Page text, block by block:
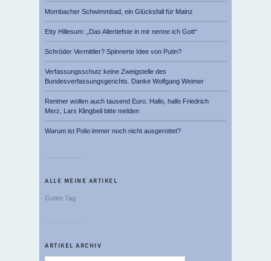
Mombacher Schwimmbad, ein Glücksfall für Mainz
Etty Hillesum: „Das Allertiefste in mir nenne ich Gott“
Schröder Vermittler? Spinnerte Idee von Putin?
Verfassungsschutz keine Zweigstelle des
Bundesverfassungsgerichts. Danke Wolfgang Weimer
Rentner wollen auch tausend Euro. Hallo, hallo Friedrich
Merz, Lars Klingbeil bitte melden
Warum ist Polio immer noch nicht ausgerottet?
ALLE MEINE ARTIKEL
Guten Tag
ARTIKEL ARCHIV